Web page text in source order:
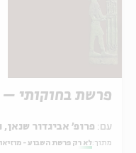
פרשת בחוקותי –
עם:
מתוך: לא רק פרשת השבוע -